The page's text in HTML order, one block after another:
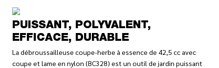
PUISSANT, POLYVALENT,
EFFICACE, DURABLE
La débroussailleuse coupe-herbe à essence de 42,5 cc avec
coupe et lame en nylon (BC328) est un outil de jardin puissant